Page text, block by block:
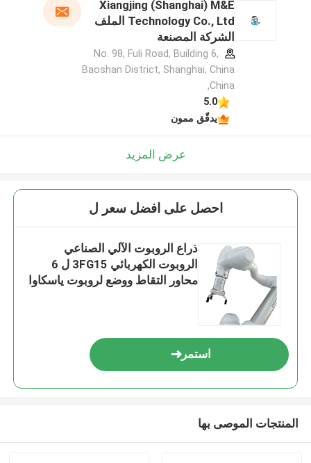
Xiangjing (Shanghai) M&E
Technology Co., Ltd الملف
الشركة المصنعة
No. 98, Fuli Road, Building 6,
Baoshan District, Shanghai, China
,China
5.0
يدقّق ممون
عرض المزيد
احصل على افضل سعر ل
ذراع الروبوت الآلي الصناعي
الروبوت الكهربائي 3FG15 ل 6
محاور التقاط ووضع لروبوت ياسكاوا
استمر
المنتجات الموصى بها